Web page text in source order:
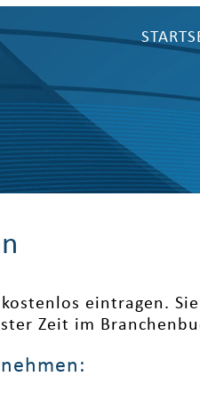
eintragen.
Zeit im